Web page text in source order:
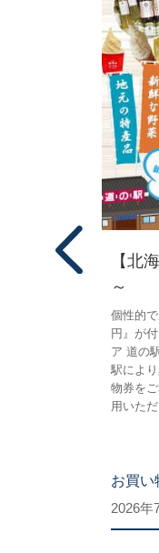
【北
～
個性的
円』が
ア 道の
駅によ
物券を
用いた
お買い
2026年